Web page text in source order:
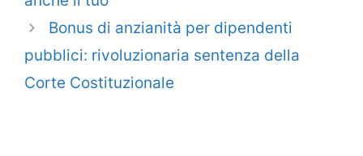
Bonus di anzianità per dipendenti
pubblici: rivoluzionaria sentenza della
Corte Costituzionale